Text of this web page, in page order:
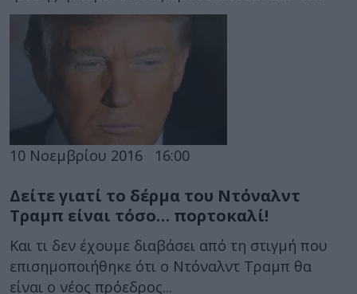
10 Νοεμβρίου 2016 16:00
Δείτε γιατί το δέρμα του Ντόναλντ
Τραμπ είναι τόσο… πορτοκαλί!
Και τι δεν έχουμε διαβάσει από τη στιγμή που
επισημοποιήθηκε ότι ο Ντόναλντ Τραμπ θα
είναι ο νέος πρόεδρος...